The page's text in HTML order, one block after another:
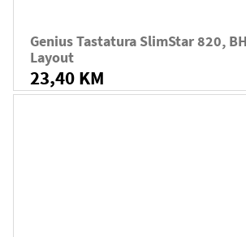
Genius Tastatura SlimStar 820,
Layout
23,40 KM